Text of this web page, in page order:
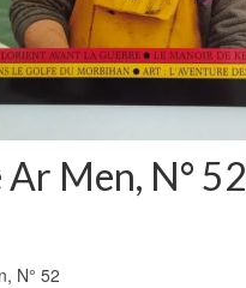
Ar Men, N° 52
N° 52